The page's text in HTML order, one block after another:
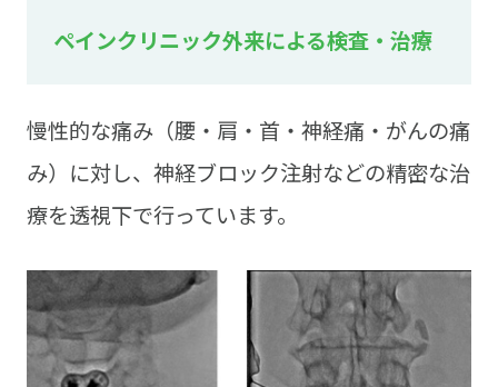
ペインクリニック外来による検査・治療
慢性的な痛み（腰・肩・首・神経痛・がんの痛
み）に対し、神経ブロック注射などの精密な治
療を透視下で行っています。